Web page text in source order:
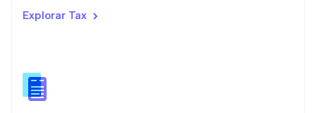
Explorar Tax
Nueva Zelandia
English
English
Portugal